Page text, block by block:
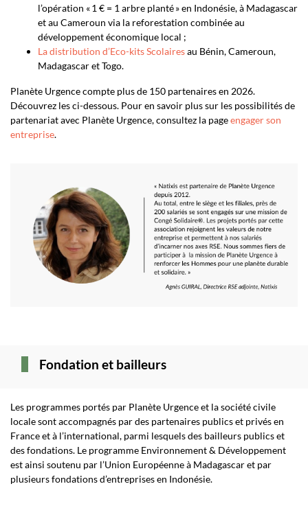
l’opération « 1 € = 1 arbre planté » en Indonésie, à Madagascar
et au Cameroun via la reforestation combinée au
développement économique local ;
La distribution d’Eco-kits Scolairesau Bénin, Cameroun,
Madagascar et Togo.
Planète Urgence compte plus de 150 partenaires en 2026.
Découvrez les ci-dessous. Pour en savoir plus sur les possibilités de
partenariat avec Planète Urgence, consultez la pageengagerson
entreprise.
Fondation et bailleurs
Les programmes portés par Planète Urgence et la société civile
locale sont accompagnés par des partenaires publics et privés en
France et à l’international, parmi lesquels des bailleurs publics et
des fondations. Le programme Environnement & Développement
est ainsi soutenu par l’Union Européenne à Madagascar et par
plusieurs fondations d’entreprises en Indonésie.